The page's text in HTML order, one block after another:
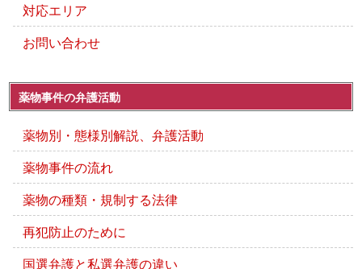
対応エリア
お問い合わせ
薬物事件の弁護活動
薬物別・態様別解説、弁護活動
薬物事件の流れ
薬物の種類・規制する法律
再犯防止のために
国選弁護と私選弁護の違い